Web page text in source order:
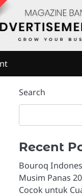
Search
Recent
Bouroq
Musim Panas
Cocok untuk